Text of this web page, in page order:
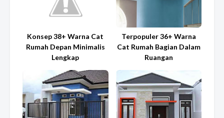
Konsep 38+ Warna Cat
Rumah Depan Minimalis
Lengkap
Terpopuler 36+ Warna
Cat Rumah Bagian Dalam
Ruangan